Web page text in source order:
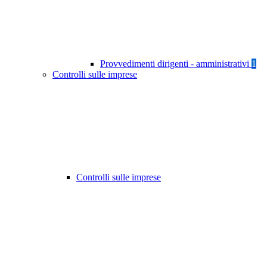
Provvedimenti dirigenti - amministrativi 1
Controlli sulle imprese
Controlli sulle imprese